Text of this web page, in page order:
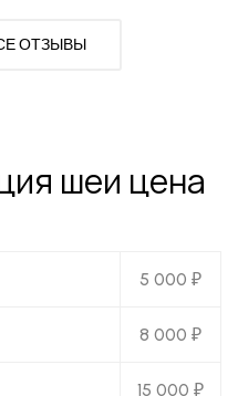
ОТЗЫВЫ
шеи цена
5 000 ₽
8 000 ₽
15 000 ₽